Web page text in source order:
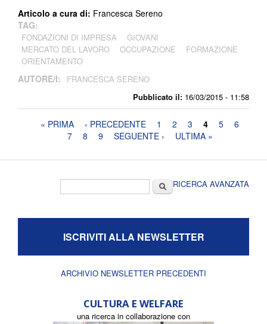
Pubblicato il: 16/03/2015 - 11:58
Articolo a cura di: Francesca Sereno
TAG:
FONDAZIONI DI IMPRESA
GIOVANI
MERCATO DEL LAVORO
OCCUPAZIONE
FORMAZIONE
ORIENTAMENTO
AUTORE/I: FRANCESCA SERENO
Pagine« PRIMA ‹ PRECEDENTE 1 2 3 4 5
6
7
8 9 SEGUENTE › ULTIMA »
CercaRICERCA AVANZATA
ISCRIVITI ALLA NEWSLETTER
ARCHIVIO NEWSLETTER PRECEDENTI
CULTURA E WELFARE
una ricerca in collaborazione con